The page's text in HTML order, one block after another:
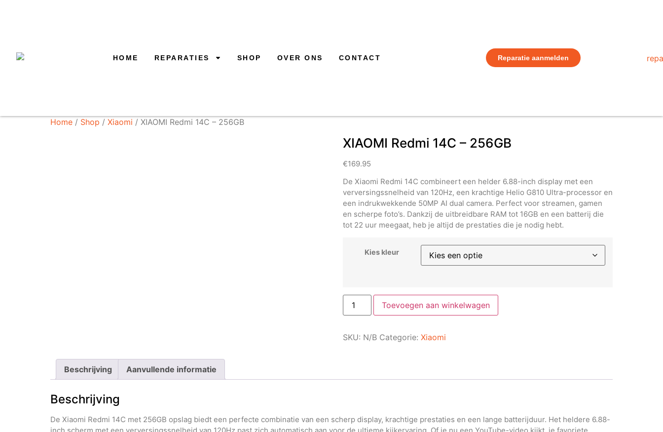
HOME REPARATIES SHOP OVER ONS CONTACT Reparatie aanmelden
Home / Shop / Xiaomi / XIAOMI Redmi 14C – 256GB
XIAOMI Redmi 14C – 256GB
€169.95
De Xiaomi Redmi 14C combineert een helder 6.88-inch display met een
verversingssnelheid van 120Hz, een krachtige Helio G810 Ultra-processor en
een indrukwekkende 50MP AI dual camera. Perfect voor streamen, gamen
en scherpe foto’s. Dankzij de uitbreidbare RAM tot 16GB en een batterij die
tot 22 uur meegaat, heb je altijd de prestaties die je nodig hebt.
Kies kleur
Toevoegen aan winkelwagen
SKU: N/B Categorie: Xiaomi
Beschrijving Aanvullende informatie
Beschrijving
De Xiaomi Redmi 14C met 256GB opslag biedt een perfecte combinatie van een scherp display, krachtige prestaties en een lange batterijduur. Het heldere 6.88-
inch scherm met een verversingssnelheid van 120Hz past zich automatisch aan voor de ultieme kijkervaring. Of je nu een YouTube-video kijkt, je favoriete